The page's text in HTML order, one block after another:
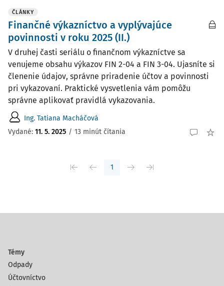
ČLÁNKY
Finančné výkazníctvo a vyplývajúce
povinnosti v roku 2025 (II.)
V druhej časti seriálu o finančnom výkazníctve sa
venujeme obsahu výkazov FIN 2-04 a FIN 3-04. Ujasníte si
členenie údajov, správne priradenie účtov a povinnosti
pri vykazovaní. Praktické vysvetlenia vám pomôžu
správne aplikovať pravidlá vykazovania.
Ing. Tatiana Macháčová
Vydané: 11. 5. 2025 / 13 minút čítania
1
Témy
Odpady
Účtovníctvo